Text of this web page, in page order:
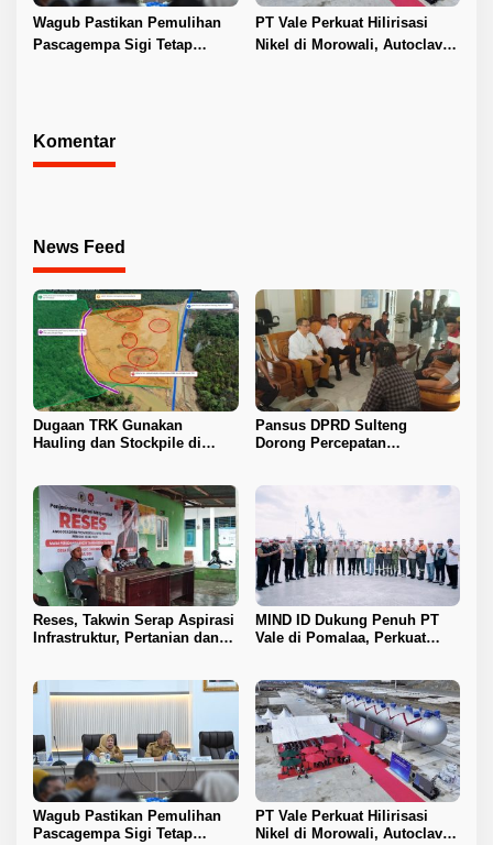
Wagub Pastikan Pemulihan
Pascagempa Sigi Tetap
PT Vale Perkuat Hilirisasi
Nikel di Morowali, Autoclave
Komentar
News Feed
Dugaan TRK Gunakan
Hauling dan Stockpile di
Pansus DPRD Sulteng
Dorong Percepatan
Reses, Takwin Serap Aspirasi
Infrastruktur, Pertanian dan
MIND ID Dukung Penuh PT
Vale di Pomalaa, Perkuat
Wagub Pastikan Pemulihan
Pascagempa Sigi Tetap
PT Vale Perkuat Hilirisasi
Nikel di Morowali, Autoclave